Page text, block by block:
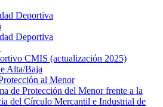
Deportiva
Deportiva
CMIS (actualización 2025)
Alta/Baja
al Menor
de Protección del Menor frente a la
del Círculo Mercantil e Industrial de